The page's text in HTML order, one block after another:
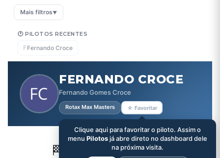
Mais filtros▼
🕐 PILOTOS RECENTES
FFernando Croce
FERNANDO CROCE
Fernando Gomes Croce
Rotax Max Masters ☆ Favoritar
🏁 🏆
Clique aqui para favoritar o piloto. Assim o
menu Pilotos já abre direto no dashboard dele
na próxima visita.